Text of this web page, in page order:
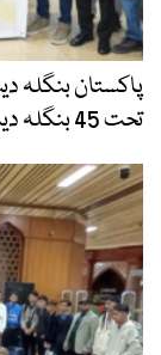
پاکستان بنگلہ
تحت 45 بنگلہ دیشی طلبا کراچی پہنچ گئے